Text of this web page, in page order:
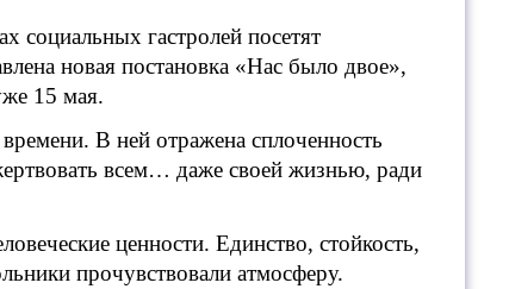
гастролей посетят
новая постановка «Нас было двое»,
15 мая.
В ней отражена сплоченность
всем… даже своей жизнью, ради
ценности. Единство, стойкость,
прочувствовали атмосферу.